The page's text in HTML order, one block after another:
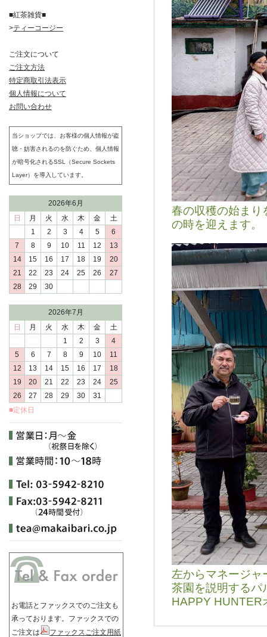
■紅茶雑貨■
>ティーコージー
ご注文について
ご注文方法
特定商取引法表示
個人情報について
お問い合わせ
当ショップでは、お客様の個人情報が盗
聴・妨害されるのを防ぐため、個人情報
が暗号化されるSSL（Secure Sockets
Layer）を導入しています。
2026年6月
日
月 火 水 木 金
土
1
2 3 4 5
6
7
8 9 10 11 12
13
14
15 16 17 18 19
20
21
22 23 24 25 26
27
28
29 30
2026年7月
日
月 火 水 木 金
土
1
2 3
4
5
6 7 8 9 10
11
12
13 14 15 16 17
18
19
20 21 22 23 24
25
26
27 28 29 30
31
■定休日
お電話とファックスでのご注文も
承っております。ファックスでの
ご注文は
ファックスご注文用紙
春の収穫の始まり
の時を迎えます。
左からマネージャ
茶園を説明するパ
HAPPY HUNTER